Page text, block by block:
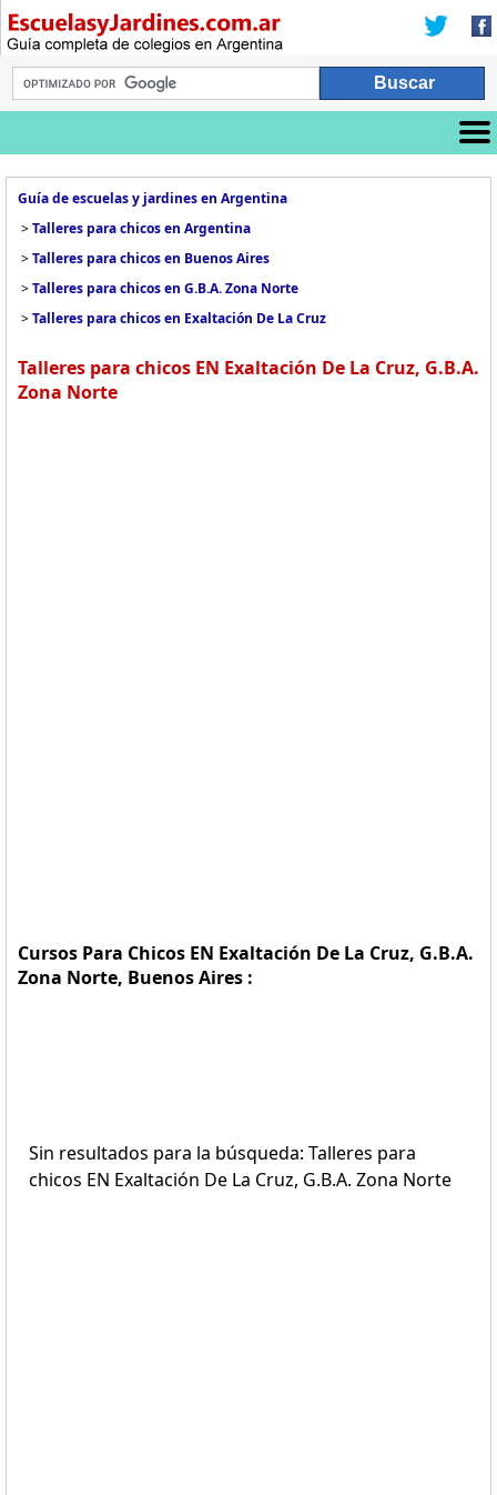
Guía de escuelas y jardines en Argentina
>Talleres para chicos en Argentina
>Talleres para chicos en Buenos Aires
>Talleres para chicos en G.B.A. Zona Norte
>Talleres para chicos en Exaltación De La Cruz
Talleres para chicos EN Exaltación De La Cruz, G.B.A.
Zona Norte
Cursos Para Chicos EN Exaltación De La Cruz, G.B.A.
Zona Norte, Buenos Aires :
Sin resultados para la búsqueda: Talleres para
chicos EN Exaltación De La Cruz, G.B.A. Zona Norte